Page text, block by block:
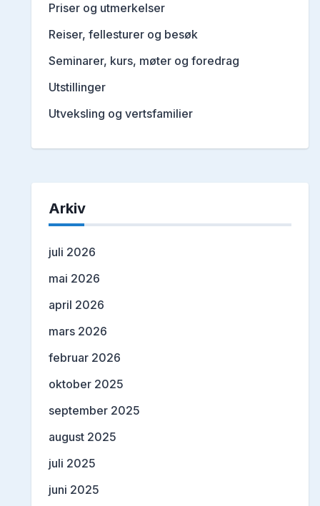
Priser og utmerkelser
Reiser, fellesturer og besøk
Seminarer, kurs, møter og foredrag
Utstillinger
Utveksling og vertsfamilier
Arkiv
juli 2026
mai 2026
april 2026
mars 2026
februar 2026
oktober 2025
september 2025
august 2025
juli 2025
juni 2025